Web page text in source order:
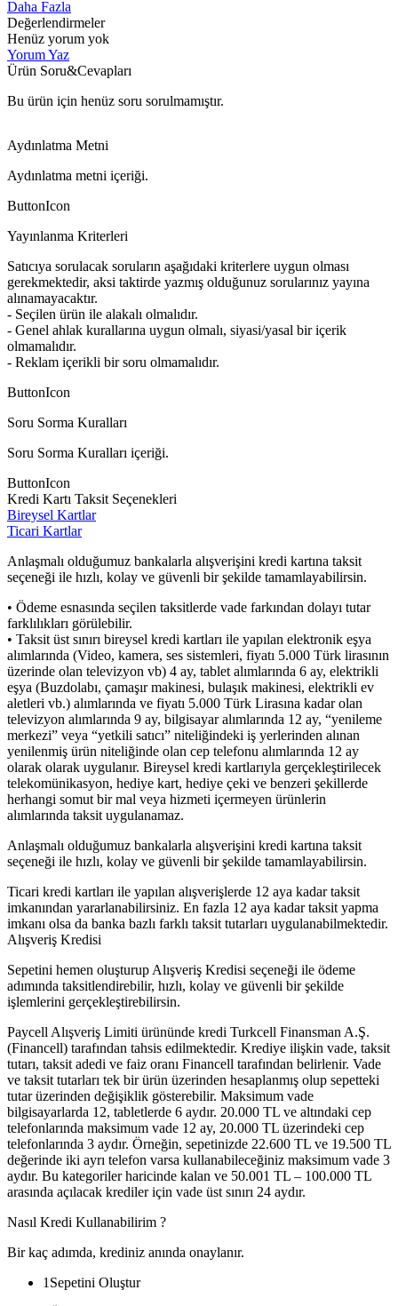
Daha Fazla
Değerlendirmeler
Henüz yorum yok
Yorum Yaz
Ürün Soru&Cevapları
Bu ürün için henüz soru sorulmamıştır.
Aydınlatma Metni
Aydınlatma metni içeriği.
ButtonIcon
Yayınlanma Kriterleri
Satıcıya sorulacak soruların aşağıdaki kriterlere uygun olması
gerekmektedir, aksi taktirde yazmış olduğunuz sorularınız yayına
alınamayacaktır.
- Seçilen ürün ile alakalı olmalıdır.
- Genel ahlak kurallarına uygun olmalı, siyasi/yasal bir içerik
olmamalıdır.
- Reklam içerikli bir soru olmamalıdır.
ButtonIcon
Soru Sorma Kuralları
Soru Sorma Kuralları içeriği.
ButtonIcon
Kredi Kartı Taksit Seçenekleri
Bireysel Kartlar
Ticari Kartlar
Anlaşmalı olduğumuz bankalarla alışverişini kredi kartına taksit
seçeneği ile hızlı, kolay ve güvenli bir şekilde tamamlayabilirsin.
• Ödeme esnasında seçilen taksitlerde vade farkından dolayı tutar
farklılıkları görülebilir.
• Taksit üst sınırı bireysel kredi kartları ile yapılan elektronik eşya
alımlarında (Video, kamera, ses sistemleri, fiyatı 5.000 Türk lirasının
üzerinde olan televizyon vb) 4 ay, tablet alımlarında 6 ay, elektrikli
eşya (Buzdolabı, çamaşır makinesi, bulaşık makinesi, elektrikli ev
aletleri vb.) alımlarında ve fiyatı 5.000 Türk Lirasına kadar olan
televizyon alımlarında 9 ay, bilgisayar alımlarında 12 ay, “yenileme
merkezi” veya “yetkili satıcı” niteliğindeki iş yerlerinden alınan
yenilenmiş ürün niteliğinde olan cep telefonu alımlarında 12 ay
olarak olarak uygulanır. Bireysel kredi kartlarıyla gerçekleştirilecek
telekomünikasyon, hediye kart, hediye çeki ve benzeri şekillerde
herhangi somut bir mal veya hizmeti içermeyen ürünlerin
alımlarında taksit uygulanamaz.
Anlaşmalı olduğumuz bankalarla alışverişini kredi kartına taksit
seçeneği ile hızlı, kolay ve güvenli bir şekilde tamamlayabilirsin.
Ticari kredi kartları ile yapılan alışverişlerde 12 aya kadar taksit
imkanından yararlanabilirsiniz. En fazla 12 aya kadar taksit yapma
imkanı olsa da banka bazlı farklı taksit tutarları uygulanabilmektedir.
Alışveriş Kredisi
Sepetini hemen oluşturup Alışveriş Kredisi seçeneği ile ödeme
adımında taksitlendirebilir, hızlı, kolay ve güvenli bir şekilde
işlemlerini gerçekleştirebilirsin.
Paycell Alışveriş Limiti ürününde kredi Turkcell Finansman A.Ş.
(Financell) tarafından tahsis edilmektedir. Krediye ilişkin vade, taksit
tutarı, taksit adedi ve faiz oranı Financell tarafından belirlenir. Vade
ve taksit tutarları tek bir ürün üzerinden hesaplanmış olup sepetteki
tutar üzerinden değişiklik gösterebilir. Maksimum vade
bilgisayarlarda 12, tabletlerde 6 aydır. 20.000 TL ve altındaki cep
telefonlarında maksimum vade 12 ay, 20.000 TL üzerindeki cep
telefonlarında 3 aydır. Örneğin, sepetinizde 22.600 TL ve 19.500 TL
değerinde iki ayrı telefon varsa kullanabileceğiniz maksimum vade 3
aydır. Bu kategoriler haricinde kalan ve 50.001 TL – 100.000 TL
arasında açılacak krediler için vade üst sınırı 24 aydır.
Nasıl Kredi Kullanabilirim ?
Bir kaç adımda, krediniz anında onaylanır.
1 Sepetini Oluştur